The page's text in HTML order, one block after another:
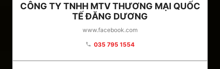
CÔNG TY TNHH MTV THƯƠNG MẠI QUỐC
TẾ ĐĂNG DƯƠNG
www.facebook.com
phone 035 795 1554